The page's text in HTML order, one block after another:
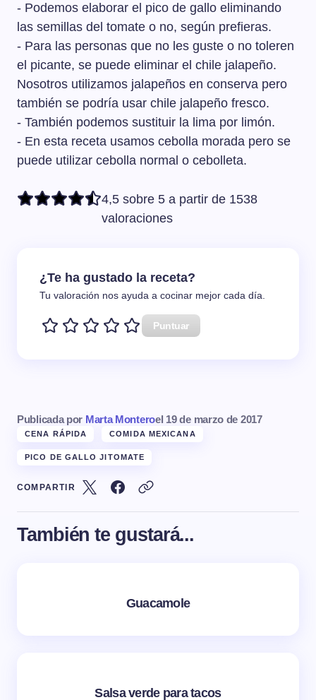
- Podemos elaborar el pico de gallo eliminando
las semillas del tomate o no, según prefieras.
- Para las personas que no les guste o no toleren
el picante, se puede eliminar el chile jalapeño.
Nosotros utilizamos jalapeños en conserva pero
también se podría usar chile jalapeño fresco.
- También podemos sustituir la lima por limón.
- En esta receta usamos cebolla morada pero se
puede utilizar cebolla normal o cebolleta.
4,5 sobre 5 a partir de 1538
valoraciones
¿Te ha gustado la receta?
Tu valoración nos ayuda a cocinar mejor cada día.
Puntuar
Publicada por Marta Monteroel 19 de marzo de 2017
CENA RÁPIDA COMIDA MEXICANA
PICO DE GALLO JITOMATE
COMPARTIR
También te gustará...
Guacamole
Salsa verde para tacos